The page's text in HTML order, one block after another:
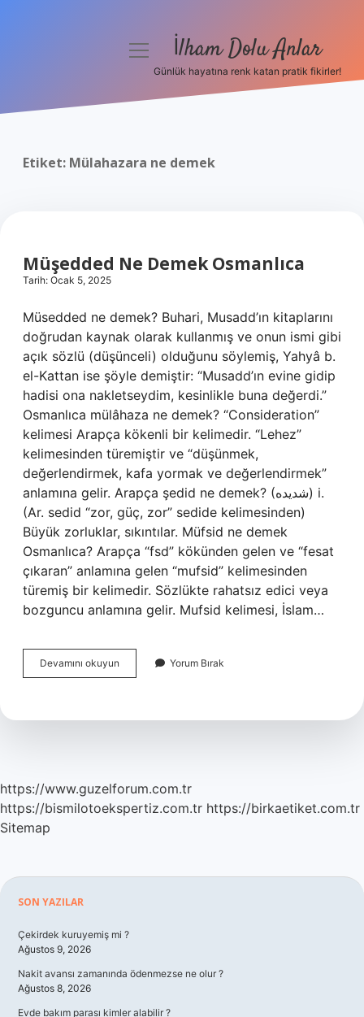
menüyü İlham Dolu Anlar
Günlük hayatına renk katan pratik fikirler!
Etiket: Mülahazara ne demek
Müşedded Ne Demek Osmanlıca
Tarih: Ocak 5, 2025
Müsedded ne demek? Buhari, Musadd’ın kitaplarını
doğrudan kaynak olarak kullanmış ve onun ismi gibi
açık sözlü (düşünceli) olduğunu söylemiş, Yahyâ b.
el-Kattan ise şöyle demiştir: “Musadd’ın evine gidip
hadisi ona nakletseydim, kesinlikle buna değerdi.”
Osmanlıca mülâhaza ne demek? “Consideration”
kelimesi Arapça kökenli bir kelimedir. “Lehez”
kelimesinden türemiştir ve “düşünmek,
değerlendirmek, kafa yormak ve değerlendirmek”
anlamına gelir. Arapça şedid ne demek? (ﺷﺪﻳﺪﻩ) i.
(Ar. sedіd “zor, güç, zor” sedіde kelimesinden)
Büyük zorluklar, sıkıntılar. Müfsid ne demek
Osmanlıca? Arapça “fsd” kökünden gelen ve “fesat
çıkaran” anlamına gelen “mufsid” kelimesinden
türemiş bir kelimedir. Sözlükte rahatsız edici veya
bozguncu anlamına gelir. Mufsid kelimesi, İslam…
Devamını okuyun Müşedded
Ne
Yorum Bırak
https://www.guzelforum.com.tr
https://bismilotoekspertiz.com.tr https://birkaetiket.com.tr
Sitemap
Sidebar
SON YAZILAR
Çekirdek kuruyemiş mi ?
Ağustos 9, 2026
Nakit avansı zamanında ödenmezse ne olur ?
Ağustos 8, 2026
Evde bakım parası kimler alabilir ?